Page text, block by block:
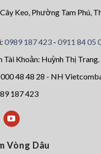
Keo, Phường Tam Phú,
0989 187 423 - 0911 84 05
Tài Khoản: Huỳnh Thị Trang.
48 48 28 - NH
187 423
Vòng Dâu